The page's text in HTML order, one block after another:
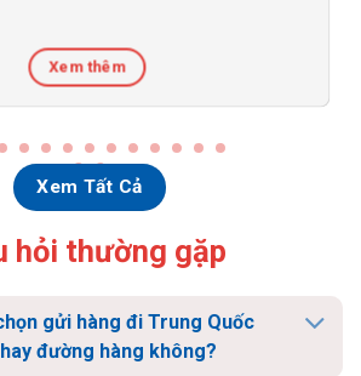
Xem thêm
Xem Tất Cả
hỏi thường gặp
gửi hàng đi Trung Quốc
đường hàng không?